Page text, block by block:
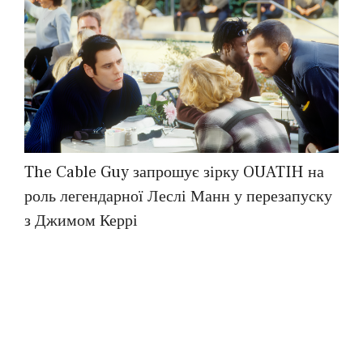
The Cable Guy запрошує зірку OUATIH на
роль легендарної Леслі Манн у перезапуску
з Джимом Керрі